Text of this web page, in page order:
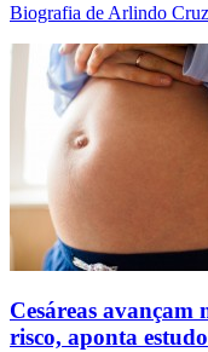
Biografia de Arlindo Cruz
Cesáreas avançam
risco, aponta estudo